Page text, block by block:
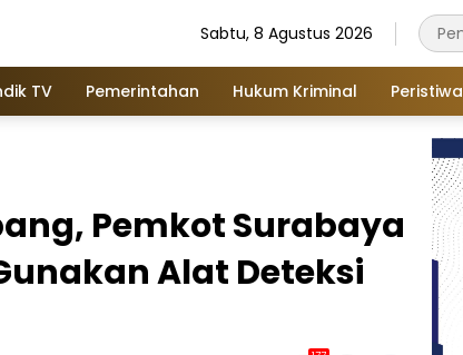
Sabtu, 8 Agustus 2026
TV Pemerintahan Hukum Kriminal Peristiwa
Pemkot Surabaya
Alat Deteksi